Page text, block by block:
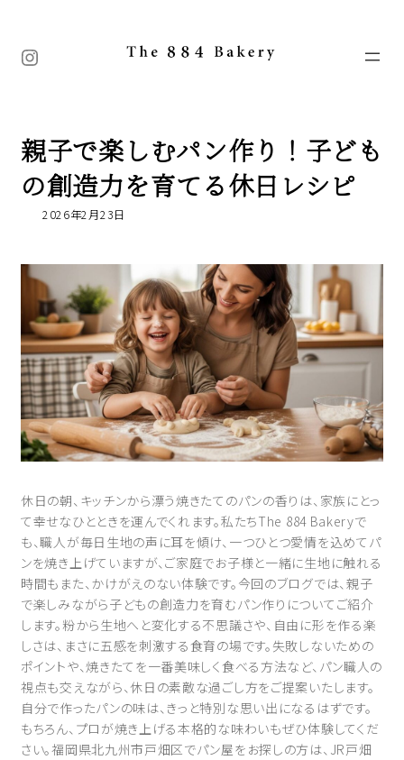
Instagram
親子で楽しむパン作り！子ども
の創造力を育てる休日レシピ
2026年2月23日
休日の朝、キッチンから漂う焼きたてのパンの香りは、家族にとっ
て幸せなひとときを運んでくれます。私たちThe 884 Bakeryで
も、職人が毎日生地の声に耳を傾け、一つひとつ愛情を込めてパ
ンを焼き上げていますが、ご家庭でお子様と一緒に生地に触れる
時間もまた、かけがえのない体験です。今回のブログでは、親子
で楽しみながら子どもの創造力を育むパン作りについてご紹介
します。粉から生地へと変化する不思議さや、自由に形を作る楽
しさは、まさに五感を刺激する食育の場です。失敗しないための
ポイントや、焼きたてを一番美味しく食べる方法など、パン職人の
視点も交えながら、休日の素敵な過ごし方をご提案いたします。
自分で作ったパンの味は、きっと特別な思い出になるはずです。
もちろん、プロが焼き上げる本格的な味わいもぜひ体験してくだ
さい。福岡県北九州市戸畑区でパン屋をお探しの方は、JR戸畑